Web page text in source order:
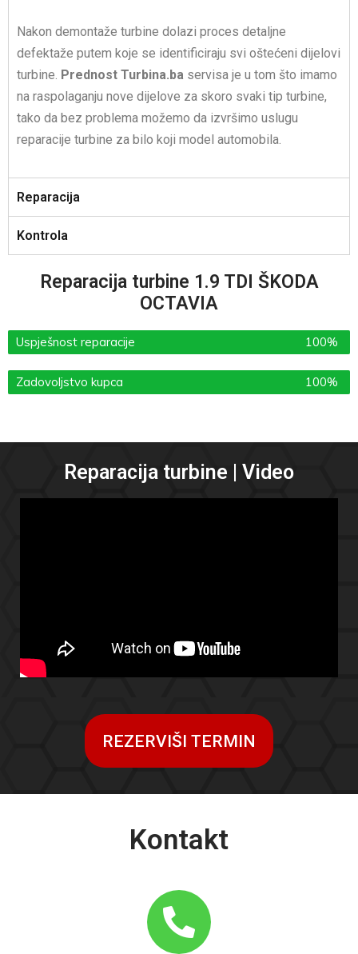
Nakon demontaže turbine dolazi proces detaljne
defektaže putem koje se identificiraju svi oštećeni dijelovi
turbine. Prednost Turbina.ba servisa je u tom što imamo
na raspolaganju nove dijelove za skoro svaki tip turbine,
tako da bez problema možemo da izvršimo uslugu
reparacije turbine za bilo koji model automobila.
Reparacija
Kontrola
Reparacija turbine 1.9 TDI ŠKODA
OCTAVIA
Uspješnost reparacije 100%
Zadovoljstvo kupca 100%
Reparacija turbine | Video
REZERVIŠI TERMIN
Kontakt